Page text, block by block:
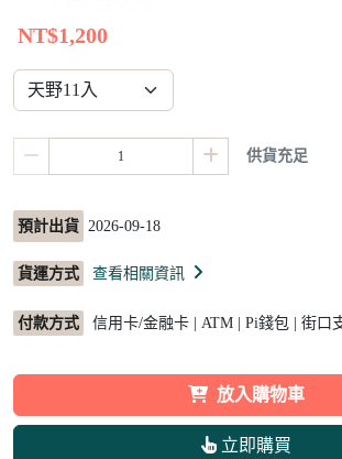
NT$1,200
供貨充足
預計出貨 2026-09-18
貨運方式 查看相關資訊
付款方式 信用卡/金融卡 | ATM | Pi錢包 | 街口
放入購物車
立即購買